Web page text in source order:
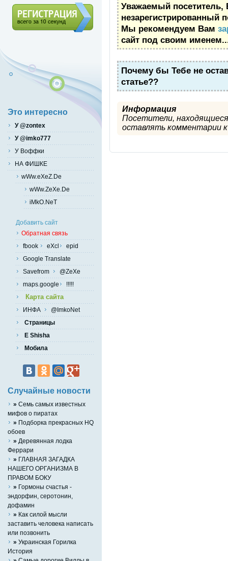
Уважаемый посетитель,
незарегистрированный
Мы рекомендуем Вам
сайт под своим
Почему бы Тебе не
статье??
Информация
Посетители,
оставлять комментарии к
Это интересно
У @zontex
У @imko777
У Воффки
НА ФИШКЕ
wWw.eXeZ.De
wWw.ZeXe.De
iMkO.NeT
Добавить сайт
Обратная связь
fbook
eXcl
epid
Google Translate
Savefrom
@ZeXe
maps.google
!!!!!
Карта сайта
ИНФА
@ImkoNet
Страницы
E Shisha
Мобила
Случайные новости
» Семь самых известных
мифов о пиратах
» Подборка прекрасных HQ
обоев
» Деревянная лодка
Феррари
» ГЛАВНАЯ ЗАГАДКА
НАШЕГО ОРГАНИЗМА В
ПРАВОМ БОКУ
» Гормоны счастья -
эндорфин, серотонин,
дофамин
» Как силой мысли
заставить человека написать
или позвонить
» Украинская Горилка
История